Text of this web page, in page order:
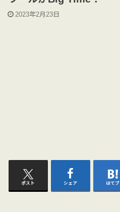
2023年2月23日
ポスト シェア はてブ